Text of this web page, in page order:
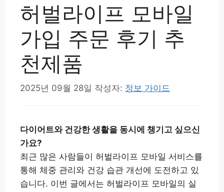
허벌라이프 모바일
가입 주문 후기 추
천제품
2025년 09월 28일 작성자: 정보 가이드
다이어트와 건강한 생활을 동시에 챙기고 싶으신
가요?
최근 많은 사람들이 허벌라이프 모바일 서비스를
통해 체중 관리와 건강 습관 개선에 도전하고 있
습니다. 이번 글에서는 허벌라이프 모바일의 실